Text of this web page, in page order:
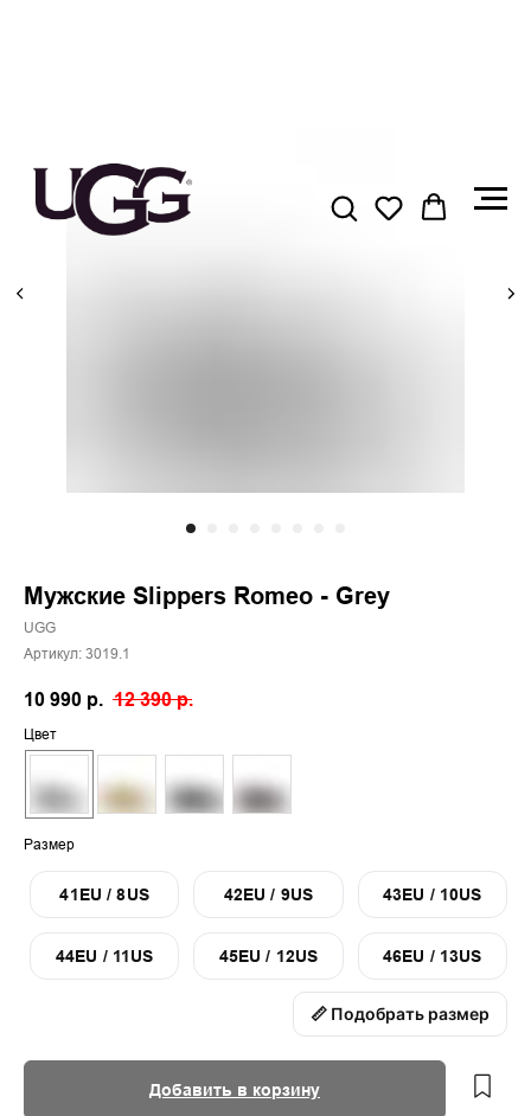
Мужские Slippers Romeo - Grey
UGG
Артикул: 3019.1
10 990 р. 12 390 р.
Цвет
Размер
41EU / 8US 42EU / 9US 43EU / 10US
44EU / 11US 45EU / 12US 46EU / 13US
📏 Подобрать размер
Добавить в корзину